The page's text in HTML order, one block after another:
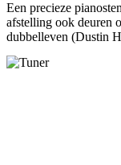
Een precieze
afstelling ook deuren
dubbelleven (Dustin